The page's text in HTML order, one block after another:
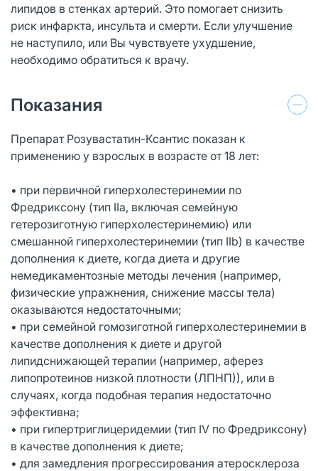
липидов в стенках артерий. Это помогает снизить
риск инфаркта, инсульта и смерти. Если улучшение
не наступило, или Вы чувствуете ухудшение,
необходимо обратиться к врачу.
Показания
Препарат Розувастатин-Ксантис показан к
применению у взрослых в возрасте от 18 лет:
• при первичной гиперхолестеринемии по
Фредриксону (тип IIa, включая семейную
гетерозиготную гиперхолестеринемию) или
смешанной гиперхолестеринемии (тип IIb) в качестве
дополнения к диете, когда диета и другие
немедикаментозные методы лечения (например,
физические упражнения, снижение массы тела)
оказываются недостаточными;
• при семейной гомозиготной гиперхолестеринемии в
качестве дополнения к диете и другой
липидснижающей терапии (например, аферез
липопротеинов низкой плотности (ЛПНП)), или в
случаях, когда подобная терапия недостаточно
эффективна;
• при гипертриглицеридемии (тип IV по Фредриксону)
в качестве дополнения к диете;
• для замедления прогрессирования атеросклероза